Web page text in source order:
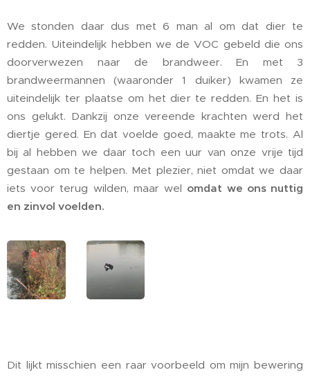
We stonden daar dus met 6 man al om dat dier te
redden. Uiteindelijk hebben we de VOC gebeld die ons
doorverwezen naar de brandweer. En met 3
brandweermannen (waaronder 1 duiker) kwamen ze
uiteindelijk ter plaatse om het dier te redden. En het is
ons gelukt. Dankzij onze vereende krachten werd het
diertje gered. En dat voelde goed, maakte me trots. Al
bij al hebben we daar toch een uur van onze vrije tijd
gestaan om te helpen. Met plezier, niet omdat we daar
iets voor terug wilden, maar wel omdat we ons nuttig
en zinvol voelden.
Dit lijkt misschien een raar voorbeeld om mijn bewering